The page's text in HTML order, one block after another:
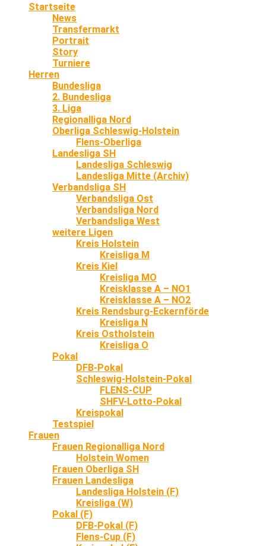
Startseite
News
Transfermarkt
Portrait
Story
Turniere
Herren
Bundesliga
2. Bundesliga
3. Liga
Regionalliga Nord
Oberliga Schleswig-Holstein
Flens-Oberliga
Landesliga SH
Landesliga Schleswig
Landesliga Mitte (Archiv)
Verbandsliga SH
Verbandsliga Ost
Verbandsliga Nord
Verbandsliga West
weitere Ligen
Kreis Holstein
Kreisliga M
Kreis Kiel
Kreisliga MO
Kreisklasse A – NO1
Kreisklasse A – NO2
Kreis Rendsburg-Eckernförde
Kreisliga N
Kreis Ostholstein
Kreisliga O
Pokal
DFB-Pokal
Schleswig-Holstein-Pokal
FLENS-CUP
SHFV-Lotto-Pokal
Kreispokal
Testspiel
Frauen
Frauen Regionalliga Nord
Holstein Women
Frauen Oberliga SH
Frauen Landesliga
Landesliga Holstein (F)
Kreisliga (W)
Pokal (F)
DFB-Pokal (F)
Flens-Cup (F)